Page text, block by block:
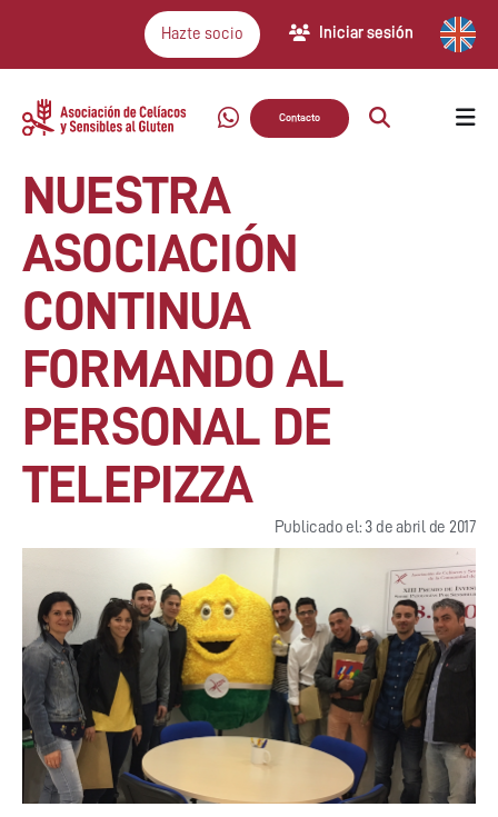
Hazte socio Iniciar sesión
Contacto
NUESTRA
ASOCIACIÓN
CONTINUA
FORMANDO AL
PERSONAL DE
TELEPIZZA
Publicado el: 3 de abril de 2017